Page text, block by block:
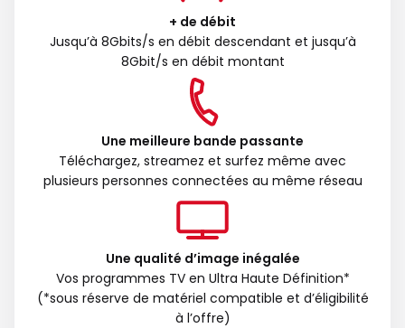
+ de débit
Jusqu’à 8Gbits/s en débit descendant et jusqu’à
8Gbit/s en débit montant
Une meilleure bande passante
Téléchargez, streamez et surfez même avec
plusieurs personnes connectées au même réseau
Une qualité d’image inégalée
Vos programmes TV en Ultra Haute Définition*
(*sous réserve de matériel compatible et d’éligibilité
à l’offre)